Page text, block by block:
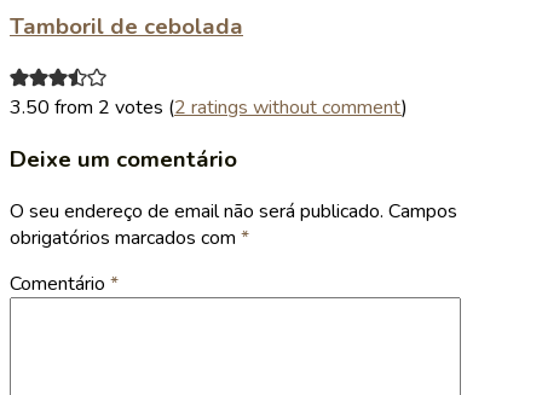
Tamboril de cebolada
3.50 from 2 votes (2 ratings without comment)
Deixe um comentário
O seu endereço de email não será publicado. Campos
obrigatórios marcados com *
Comentário *